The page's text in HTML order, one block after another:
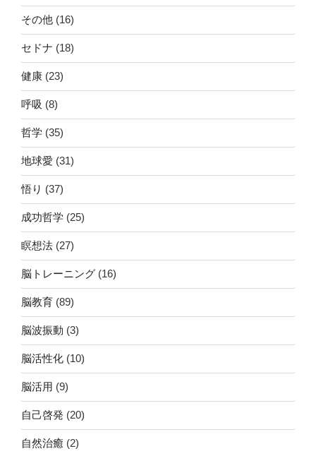
その他 (16)
セドナ (18)
健康 (23)
呼吸 (8)
哲学 (35)
地球愛 (31)
悟り (37)
成功哲学 (25)
瞑想法 (27)
脳トレーニング (16)
脳教育 (89)
脳波振動 (3)
脳活性化 (10)
脳活用 (9)
自己啓発 (20)
自然治癒 (2)